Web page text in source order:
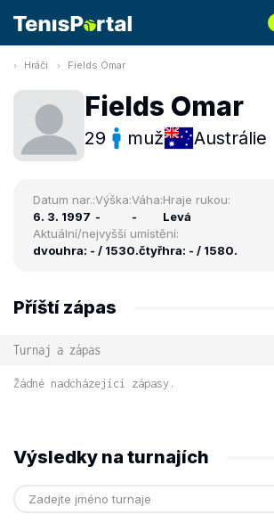
Hráči Fields Omar
Fields Omar
29 muž Austrálie
Datum nar.:
6. 3. 1997
Výška:
-
Váha:
-
Hraje rukou:
Levá
Aktuální/nejvyšší umístění:
dvouhra: - / 1530.čtyřhra: - / 1580.
Příští zápas
Turnaj a zápas
Žádné nadcházející zápasy.
Výsledky na turnajích